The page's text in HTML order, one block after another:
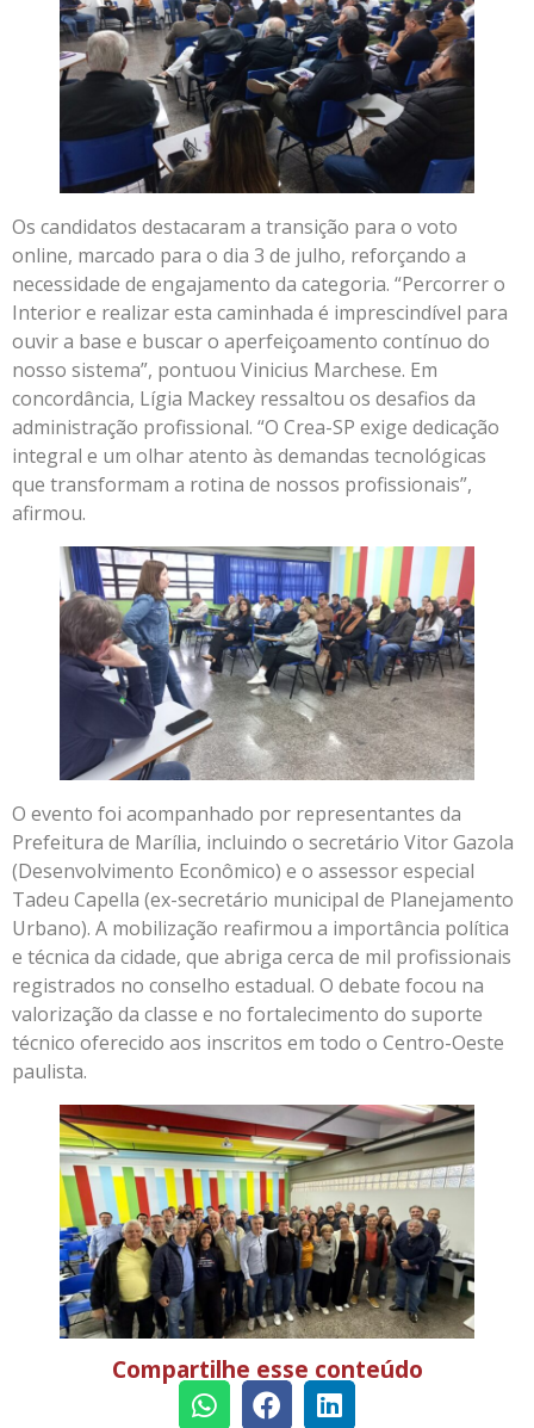
Os candidatos destacaram a transição para o voto
online, marcado para o dia 3 de julho, reforçando a
necessidade de engajamento da categoria. “Percorrer o
Interior e realizar esta caminhada é imprescindível para
ouvir a base e buscar o aperfeiçoamento contínuo do
nosso sistema”, pontuou Vinicius Marchese. Em
concordância, Lígia Mackey ressaltou os desafios da
administração profissional. “O Crea-SP exige dedicação
integral e um olhar atento às demandas tecnológicas
que transformam a rotina de nossos profissionais”,
afirmou.
O evento foi acompanhado por representantes da
Prefeitura de Marília, incluindo o secretário Vitor Gazola
(Desenvolvimento Econômico) e o assessor especial
Tadeu Capella (ex-secretário municipal de Planejamento
Urbano). A mobilização reafirmou a importância política
e técnica da cidade, que abriga cerca de mil profissionais
registrados no conselho estadual. O debate focou na
valorização da classe e no fortalecimento do suporte
técnico oferecido aos inscritos em todo o Centro-Oeste
paulista.
Compartilhe esse conteúdo